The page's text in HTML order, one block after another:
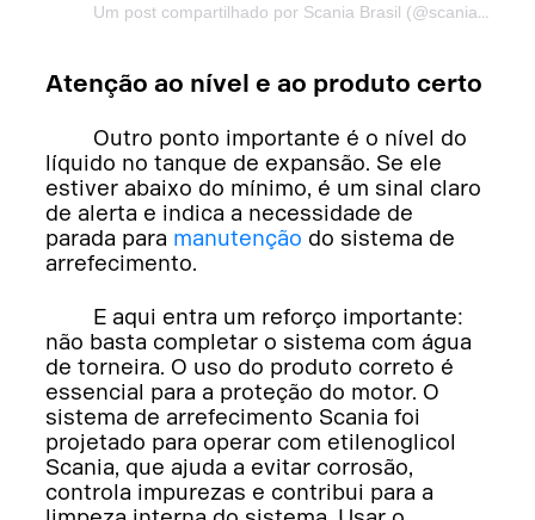
Um post compartilhado por Scania Brasil (@scaniabrasil)
Atenção ao nível e ao produto certo
Outro ponto importante é o nível do
líquido no tanque de expansão. Se ele
estiver abaixo do mínimo, é um sinal claro
de alerta e indica a necessidade de
parada para manutenção do sistema de
arrefecimento.
E aqui entra um reforço importante:
não basta completar o sistema com água
de torneira. O uso do produto correto é
essencial para a proteção do motor. O
sistema de arrefecimento Scania foi
projetado para operar com etilenoglicol
Scania, que ajuda a evitar corrosão,
controla impurezas e contribui para a